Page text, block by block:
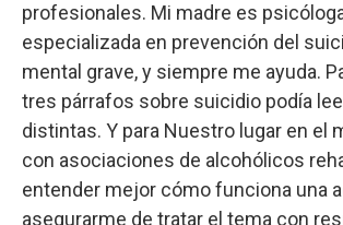
profesionales. Mi madre es
especializada en prevención del
mental grave, y siempre me ayuda.
tres párrafos sobre suicidio podía
distintas. Y para Nuestro lugar en el
con asociaciones de alcohólicos
entender mejor cómo funciona una
asegurarme de tratar el tema con